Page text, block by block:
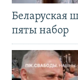
Беларуская
пяты набор